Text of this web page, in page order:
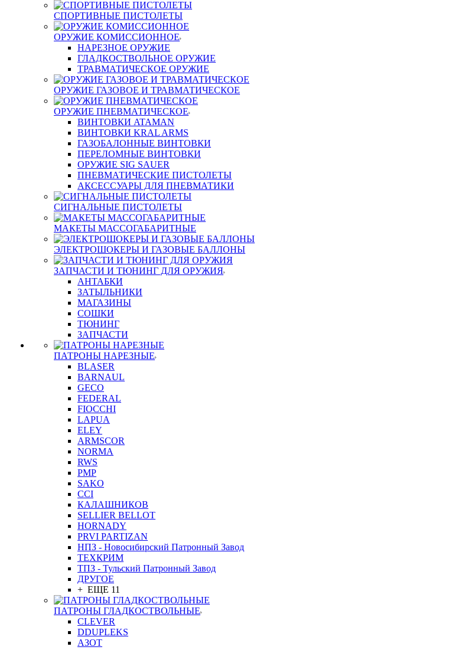
СПОРТИВНЫЕ ПИСТОЛЕТЫ
ОРУЖИЕ КОМИССИОННОЕ
НАРЕЗНОЕ ОРУЖИЕ
ГЛАДКОСТВОЛЬНОЕ ОРУЖИЕ
ТРАВМАТИЧЕСКОЕ ОРУЖИЕ
ОРУЖИЕ ГАЗОВОЕ И ТРАВМАТИЧЕСКОЕ
ОРУЖИЕ ПНЕВМАТИЧЕСКОЕ
ВИНТОВКИ ATAMAN
ВИНТОВКИ KRAL ARMS
ГАЗОБАЛОННЫЕ ВИНТОВКИ
ПЕРЕЛОМНЫЕ ВИНТОВКИ
ОРУЖИЕ SIG SAUER
ПНЕВМАТИЧЕСКИЕ ПИСТОЛЕТЫ
АКСЕССУАРЫ ДЛЯ ПНЕВМАТИКИ
СИГНАЛЬНЫЕ ПИСТОЛЕТЫ
МАКЕТЫ МАССОГАБАРИТНЫЕ
ЭЛЕКТРОШОКЕРЫ И ГАЗОВЫЕ БАЛЛОНЫ
ЗАПЧАСТИ И ТЮНИНГ ДЛЯ ОРУЖИЯ
АНТАБКИ
ЗАТЫЛЬНИКИ
МАГАЗИНЫ
СОШКИ
ТЮНИНГ
ЗАПЧАСТИ
ПАТРОНЫ НАРЕЗНЫЕ
BLASER
BARNAUL
GEСO
FEDERAL
FIOCCHI
LAPUA
ELEY
ARMSCOR
NORMA
RWS
PMP
SAKO
CCI
КАЛАШНИКОВ
SELLIER BELLOT
HORNADY
PRVI PARTIZAN
НПЗ - Новосибирский Патронный Завод
ТЕХКРИМ
ТПЗ - Тульский Патронный Завод
ДРУГОЕ
+ ЕЩЕ 11
ПАТРОНЫ ГЛАДКОСТВОЛЬНЫЕ
CLEVER
DDUPLEKS
АЗОТ